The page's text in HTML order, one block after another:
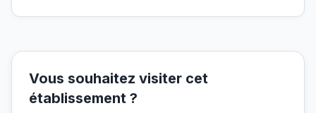
Vous souhaitez visiter cet
établissement ?